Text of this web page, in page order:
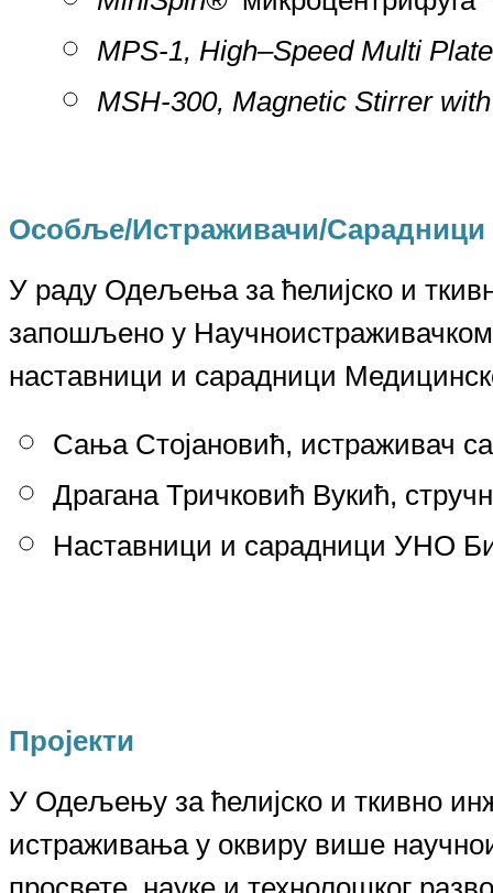
MPS-1, High–Speed Multi
MSH-300, Magnetic Stirrer
Особље/Истраживачи/Сарадници
У раду Одељења за ћелијско и
запошљено у
наставници и сарадници
Сања Стојановић, истраживач
Драгана Тричковић Вукић,
Наставници и сарадници УНО
Пројекти
У Одељењу за ћелијско и ткивно
истраживања у оквиру више